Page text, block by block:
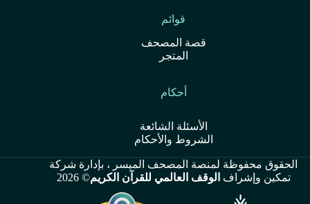
قوائم
قصة المصحف
المتجر
أحكام
السئلة الشائعة
الشروط والأحكام
الحقوق محفوظة لمنصة المصحف الميسر ، بإدارة شركة
تمكين وإشراف الوقف العالمي للقرآن الكريم© 2026